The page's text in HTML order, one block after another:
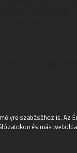
szabásához is. Az
és más